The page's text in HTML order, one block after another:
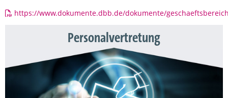
https://www.dokumente.dbb.de/dokumente/
Personalvertretung